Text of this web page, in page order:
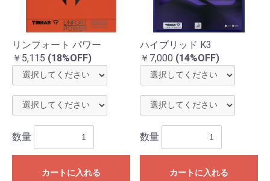
リンフォート パワー
￥5,115 (18%OFF)
数量
カートに入れる
ハイブリッド K3
￥7,000 (14%OFF)
数量
カートに入れる